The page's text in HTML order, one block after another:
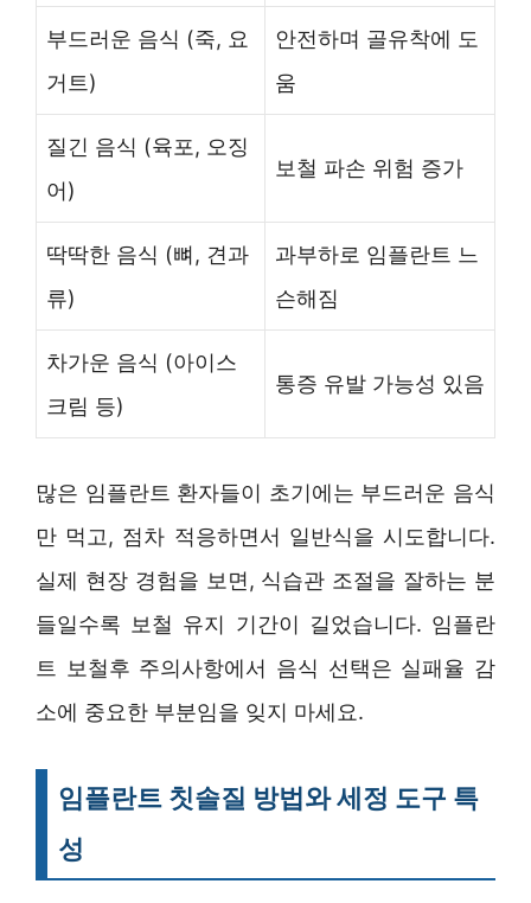
부드러운 음식 (죽, 요
거트)
안전하며 골유착에 도
움
질긴 음식 (육포, 오징
어)
보철 파손 위험 증가
딱딱한 음식 (뼈, 견과
류)
과부하로 임플란트 느
슨해짐
차가운 음식 (아이스
크림 등)
통증 유발 가능성 있음
많은 임플란트 환자들이 초기에는 부드러운 음식
만 먹고, 점차 적응하면서 일반식을 시도합니다.
실제 현장 경험을 보면, 식습관 조절을 잘하는 분
들일수록 보철 유지 기간이 길었습니다. 임플란
트 보철후 주의사항에서 음식 선택은 실패율 감
소에 중요한 부분임을 잊지 마세요.
임플란트 칫솔질 방법와 세정 도구 특
성